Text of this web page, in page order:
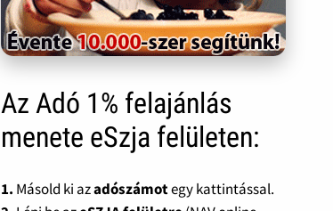
Az Adó 1% felajánlás
menete eSzja felületen:
1. Másold ki azadószámotegy kattintással.